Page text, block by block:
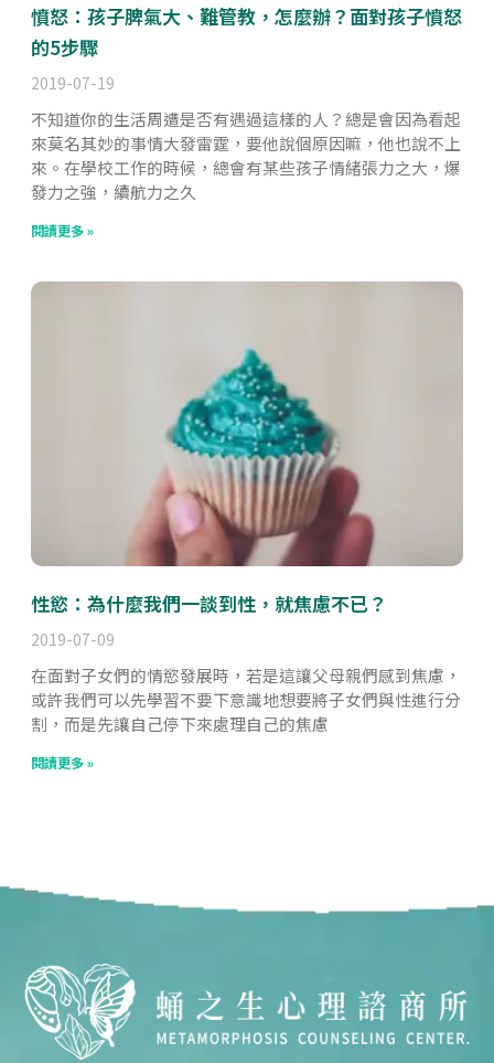
憤怒：孩子脾氣大、難管教，怎麼辦？面對孩子憤怒
的5步驟
2019-07-19
不知道你的生活周遭是否有遇過這樣的人？總是會因為看起
來莫名其妙的事情大發雷霆，要他說個原因嘛，他也說不上
來。在學校工作的時候，總會有某些孩子情緒張力之大，爆
發力之強，續航力之久
閱讀更多 »
性慾：為什麼我們一談到性，就焦慮不已？
2019-07-09
在面對子女們的情慾發展時，若是這讓父母親們感到焦慮，
或許我們可以先學習不要下意識地想要將子女們與性進行分
割，而是先讓自己停下來處理自己的焦慮
閱讀更多 »